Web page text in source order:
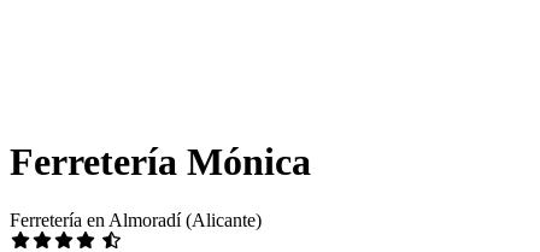
Ferretería Mónica
Ferretería en Almoradí (Alicante)